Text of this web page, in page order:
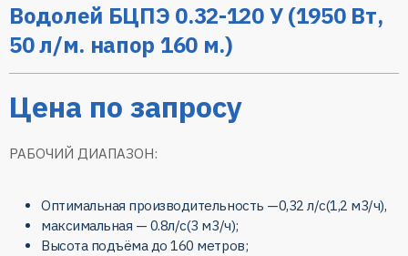
Водолей БЦПЭ 0.32-120 У (1950 Вт,
50 л/м. напор 160 м.)
Цена по запросу
РАБОЧИЙ ДИАПАЗОН:
Оптимальная производительность —0,32 л/с(1,2 м3/ч),
максимальная — 0.8л/с(3 м3/ч);
Высота подъёма до160 метров;